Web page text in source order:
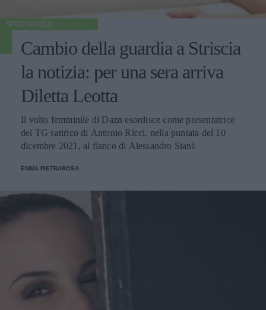
SPETTACOLO
Cambio della guardia a Striscia
la notizia: per una sera arriva
Diletta Leotta
Il volto femminile di Dazn esordisce come presentatrice
del TG satirico di Antonio Ricci, nella puntata del 10
dicembre 2021, al fianco di Alessandro Siani.
EMMA PIETRAROSA